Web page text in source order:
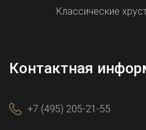
Классические
Контактная
+7 (495) 205-21-55